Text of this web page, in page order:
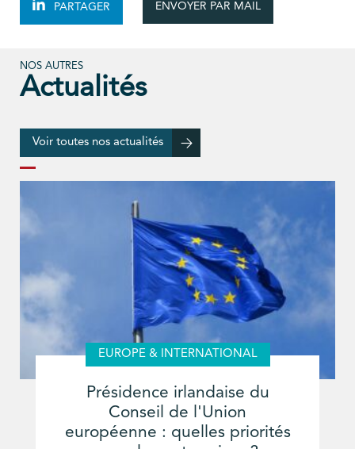
PARTAGER ENVOYER PAR MAIL
NOS AUTRES
Actualités
Voir toutes nos actualités
EUROPE & INTERNATIONAL
Présidence irlandaise du
Conseil de l'Union
européenne : quelles priorités